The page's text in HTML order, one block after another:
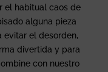
el habitual caos de
alguna pieza
evitar el desorden,
divertida y para
con nuestro